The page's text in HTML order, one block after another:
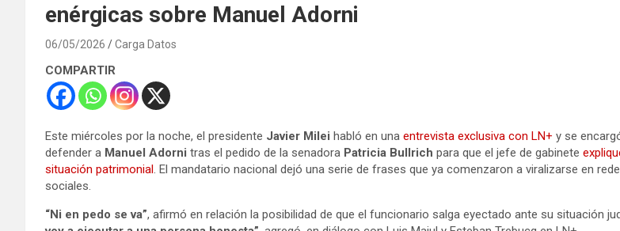
enérgicas sobre Manuel Adorni
06/05/2026 Carga Datos
COMPARTIR
Este miércoles por la noche, el presidente Javier Milei habló en una entrevista exclusiva con LN+ y se
defender a Manuel Adorni tras el pedido de la senadora Patricia Bullrich para que el jefe de gabinete
situación patrimonial. El mandatario nacional dejó una serie de frases que ya comenzaron a viralizarse en
sociales.
“Ni en pedo se va”, afirmó en relación la posibilidad de que el funcionario salga eyectado ante su situación